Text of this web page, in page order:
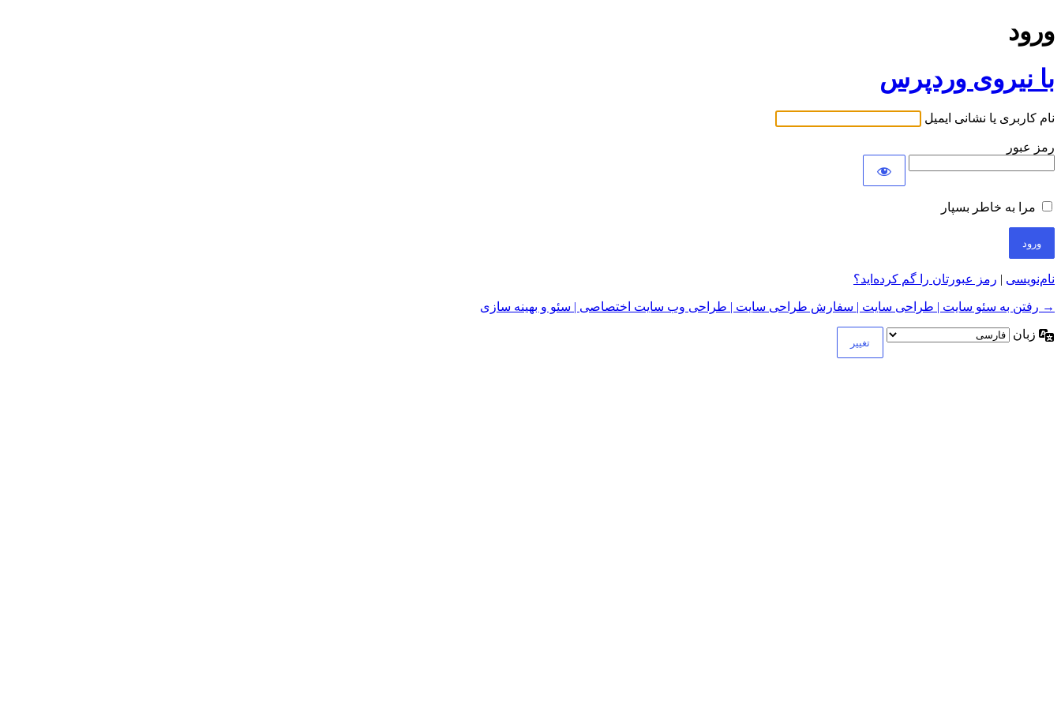
ورود
با نیروی وردپرس
نام کاربری یا نشانی ایمیل
رمز عبور
مرا به خاطر بسپار
نام‌نویسی | رمز عبورتان را گم کرده‌اید؟
→ رفتن به سئو سایت | طراحی سایت | سفارش طراحی سایت | طراحی وب سایت اختصاصی | سئو و بهینه سازی
زبان